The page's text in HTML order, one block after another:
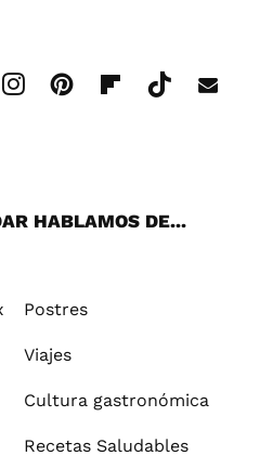
HABLAMOS DE...
Postres
Viajes
Cultura gastronómica
Recetas Saludables